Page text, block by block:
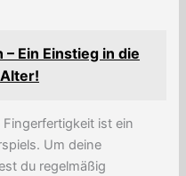
Ein Einstieg in die
ist ein
Um deine
du regelmäßig